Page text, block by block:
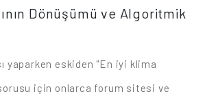
Dönüşümü ve Algoritmik
yaparken eskiden "En iyi klima
için onlarca forum sitesi ve